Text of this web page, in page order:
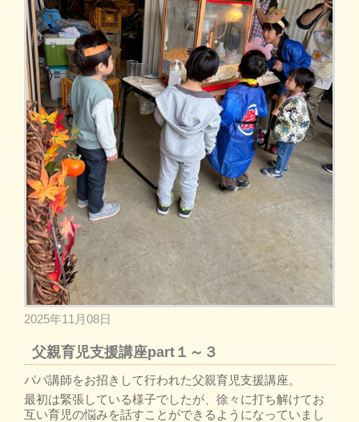
2025年11月08日
父親育児支援講座part１～３
パパ講師をお招きして行われた父親育児支援講座。
最初は緊張している様子でしたが、徐々に打ち解けてお
互い育児の悩みを話すことができるようになっていまし